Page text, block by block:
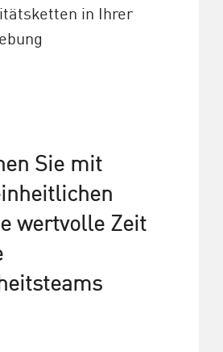
in Ihrer
Sie mit
wertvolle Zeit